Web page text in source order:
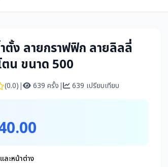
ตั้ง ลายกราฟฟิก ลายลิลลี่
น ขนาด 500
(0.0)| 639 ครั้ง| 639 เปรียบเทียบ
ละหน้าต่าง